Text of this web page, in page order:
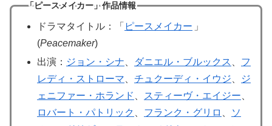
「ピースメイカー」作品情報
ドラマタイトル：「 ピースメイカー 」
(Peacemaker)
出演： ジョン・シナ ダニエル・ブルックス
フ
レディ・ストローマ
チュクーディ・イウジ
ジ
ェニファー・ホランド
スティーヴ・エイジー
ロバート・パトリック
フランク・グリロ
ソ